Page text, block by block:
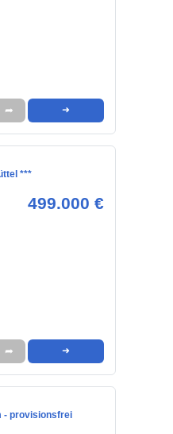
➦ ➜
***
499.000 €
➦ ➜
- provisionsfrei